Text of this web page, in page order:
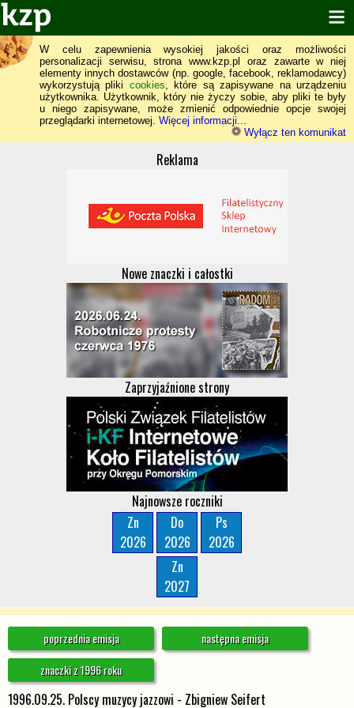
W celu zapewnienia wysokiej jakości oraz możliwości
personalizacji serwisu, strona www.kzp.pl oraz zawarte w niej
elementy innych dostawców (np. google, facebook, reklamodawcy)
wykorzystują pliki cookies, które są zapisywane na urządzeniu
użytkownika. Użytkownik, który nie życzy sobie, aby pliki te były
u niego zapisywane, może zmienić odpowiednie opcje swojej
przeglądarki internetowej. Więcej informacji...
Wyłącz ten komunikat
Reklama
Nowe znaczki i całostki
Zaprzyjaźnione strony
Najnowsze roczniki
Zn
2026
Do
2026
Ps
2026
Zn
2027
poprzednia emisja
następna emisja
znaczki z 1996 roku
1996.09.25. Polscy muzycy jazzowi - Zbigniew Seifert